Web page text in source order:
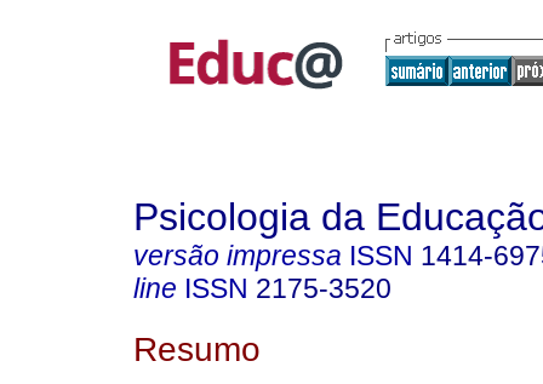
Psicologia da
versão impressa ISSN 1414-
line ISSN 2175-3520
Resumo